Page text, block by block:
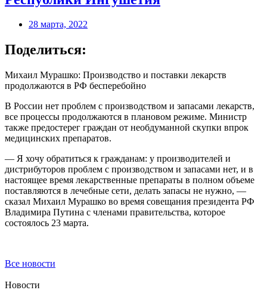
28 марта, 2022
Поделиться:
Михаил Мурашко: Производство и поставки лекарств
продолжаются в РФ бесперебойно
В России нет проблем с производством и запасами лекарств,
все процессы продолжаются в плановом режиме. Министр
также предостерег граждан от необдуманной скупки впрок
медицинских препаратов.
— Я хочу обратиться к гражданам: у производителей и
дистрибуторов проблем с производством и запасами нет, и в
настоящее время лекарственные препараты в полном объеме
поставляются в лечебные сети, делать запасы не нужно, —
сказал Михаил Мурашко во время совещания президента РФ
Владимира Путина с членами правительства, которое
состоялось 23 марта.
Все новости
Новости